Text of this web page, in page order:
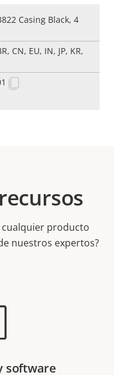
Casing Black, 4
CN, EU, IN, JP, KR,
producto
nuestros expertos?
software